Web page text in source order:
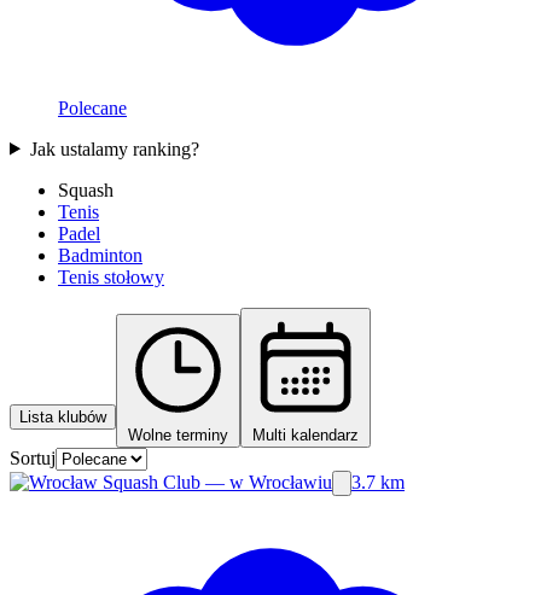
Polecane
Jak ustalamy ranking?
Squash
Tenis
Padel
Badminton
Tenis stołowy
Lista klubów
Wolne terminy
Multi kalendarz
Sortuj
3.7 km